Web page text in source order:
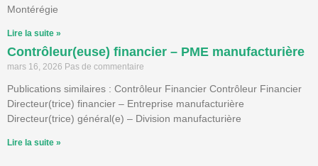
Montérégie
Lire la suite »
Contrôleur(euse) financier – PME manufacturière
mars 16, 2026 Pas de commentaire
Publications similaires : Contrôleur Financier Contrôleur Financier
Directeur(trice) financier – Entreprise manufacturière
Directeur(trice) général(e) – Division manufacturière
Lire la suite »